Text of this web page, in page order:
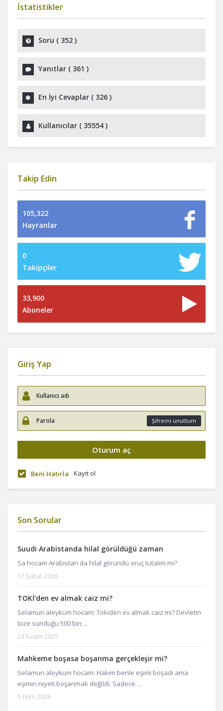
İstatistikler
Soru ( 352 )
Yanıtlar ( 361 )
En İyi Cevaplar ( 326 )
Kullanıcılar ( 35554 )
Takip Edin
105,322
Hayranlar
0
Takipçiler
33,900
Aboneler
Giriş Yap
Şifremi unuttum
Beni Hatırla Kayıt ol
Son Sorular
Suudi Arabistanda hilal görüldüğü zaman
Sa hocam Arabistan da hilal göründü oruç tutalım mi?
17 Şubat 2026
TOKİ’den ev almak caiz mi?
Selamun aleyküm hocam; Tokiden ev almak caiz mi? Devletin
bize sunduğu 500 bin ...
24 Kasım 2025
Mahkeme boşasa boşanma gerçekleşir mi?
Selamun aleyküm hocam: Hakim benle eşimi boşadı ama
eşimin niyeti boşanmak değildi. Sadece ...
5 Ekim 2025